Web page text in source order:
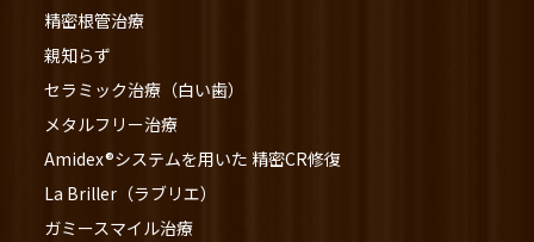
精密根管治療
親知らず
セラミック治療（白い歯）
メタルフリー治療
Amidex®システムを用いた 精密CR修復
La Briller（ラブリエ）
ガミースマイル治療